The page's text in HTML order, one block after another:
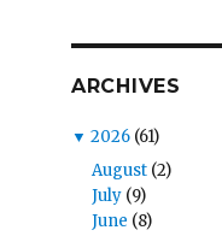
ARCHIVES
▼ 2026 (61)
August (2)
July (9)
June (8)